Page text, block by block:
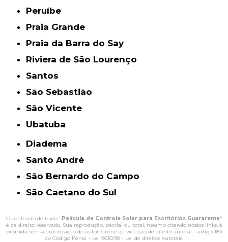
Peruíbe
Praia Grande
Praia da Barra do Say
Riviera de São Lourenço
Santos
São Sebastião
São Vicente
Ubatuba
Diadema
Santo André
São Bernardo do Campo
São Caetano do Sul
O conteúdo do texto "Película de Controle Solar para Escritórios Guararema"
é de direito reservado. Sua reprodução, parcial ou total, mesmo citando nossos links, é
proibida sem a autorização do autor. Crime de violação de direito autoral – artigo 184
do Código Penal – Lei 9610/98 - Lei de direitos autorais